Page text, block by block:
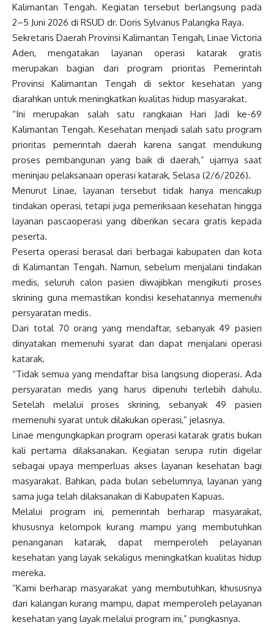
Kalimantan Tengah. Kegiatan tersebut berlangsung pada
2–5 Juni 2026 di RSUD dr. Doris Sylvanus Palangka Raya.
Sekretaris Daerah Provinsi Kalimantan Tengah, Linae Victoria
Aden, mengatakan layanan operasi katarak gratis
merupakan bagian dari program prioritas Pemerintah
Provinsi Kalimantan Tengah di sektor kesehatan yang
diarahkan untuk meningkatkan kualitas hidup masyarakat.
“Ini merupakan salah satu rangkaian Hari Jadi ke-69
Kalimantan Tengah. Kesehatan menjadi salah satu program
prioritas pemerintah daerah karena sangat mendukung
proses pembangunan yang baik di daerah,” ujarnya saat
meninjau pelaksanaan operasi katarak, Selasa (2/6/2026).
Menurut Linae, layanan tersebut tidak hanya mencakup
tindakan operasi, tetapi juga pemeriksaan kesehatan hingga
layanan pascaoperasi yang diberikan secara gratis kepada
peserta.
Peserta operasi berasal dari berbagai kabupaten dan kota
di Kalimantan Tengah. Namun, sebelum menjalani tindakan
medis, seluruh calon pasien diwajibkan mengikuti proses
skrining guna memastikan kondisi kesehatannya memenuhi
persyaratan medis.
Dari total 70 orang yang mendaftar, sebanyak 49 pasien
dinyatakan memenuhi syarat dan dapat menjalani operasi
katarak.
“Tidak semua yang mendaftar bisa langsung dioperasi. Ada
persyaratan medis yang harus dipenuhi terlebih dahulu.
Setelah melalui proses skrining, sebanyak 49 pasien
memenuhi syarat untuk dilakukan operasi,” jelasnya.
Linae mengungkapkan program operasi katarak gratis bukan
kali pertama dilaksanakan. Kegiatan serupa rutin digelar
sebagai upaya memperluas akses layanan kesehatan bagi
masyarakat. Bahkan, pada bulan sebelumnya, layanan yang
sama juga telah dilaksanakan di Kabupaten Kapuas.
Melalui program ini, pemerintah berharap masyarakat,
khususnya kelompok kurang mampu yang membutuhkan
penanganan katarak, dapat memperoleh pelayanan
kesehatan yang layak sekaligus meningkatkan kualitas hidup
mereka.
“Kami berharap masyarakat yang membutuhkan, khususnya
dari kalangan kurang mampu, dapat memperoleh pelayanan
kesehatan yang layak melalui program ini,” pungkasnya.